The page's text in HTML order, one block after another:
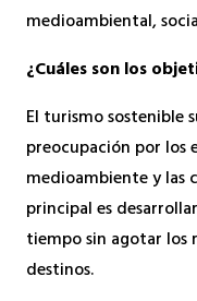
medioambiental,
¿Cuáles son los
El turismo sostenible
preocupación por los
medioambiente y las
principal es
tiempo sin agotar los
destinos.